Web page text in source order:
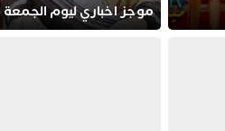
موجز اخباري ليوم الجمعة 28 أكتوبر 2022